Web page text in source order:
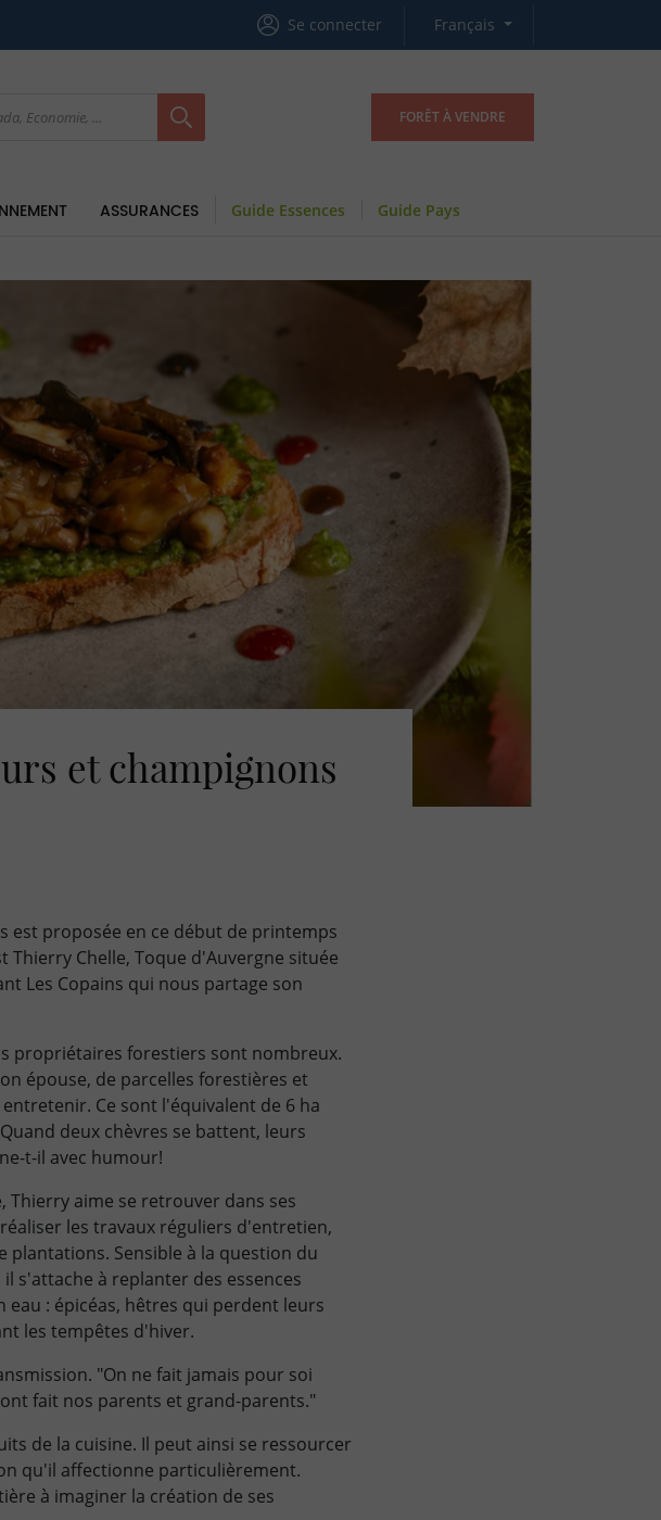
Se connecter Français
FORÊT À VENDRE
ASSURANCES Guide Essences Guide Pays
et champignons
est proposée en ce début de printemps
Thierry Chelle, Toque d'Auvergne située
Les Copains qui nous partage son
propriétaires forestiers sont nombreux.
épouse, de parcelles forestières et
Ce sont l'équivalent de 6 ha
deux chèvres se battent, leurs
t-il avec humour!
Thierry aime se retrouver dans ses
les travaux réguliers d'entretien,
plantations. Sensible à la question du
s'attache à replanter des essences
: épicéas, hêtres qui perdent leurs
les tempêtes d'hiver.
"On ne fait jamais pour soi
fait nos parents et grand-parents."
de la cuisine. Il peut ainsi se ressourcer
qu'il affectionne particulièrement.
à imaginer la création de ses